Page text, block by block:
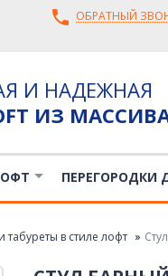
ОБРАТНЫЙ
И НАДЕЖНАЯ
ИЗ
ПЕРЕГОРОДКИ
табуреты в стиле лофт